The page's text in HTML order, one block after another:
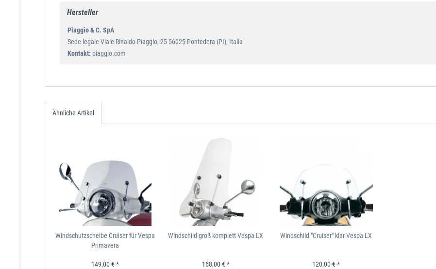
Hersteller
Piaggio & C. SpA
Sede legale Viale Rinaldo Piaggio, 25 56025 Pontedera (PI), Italia
Kontakt: piaggio.com
Ähnliche Artikel
Windschutzscheibe Cruiser für Vespa
Primavera
149,00 € *
Windschild groß komplett Vespa LX
168,00 € *
Windschild "Cruiser" klar Vespa LX
120,00 € *